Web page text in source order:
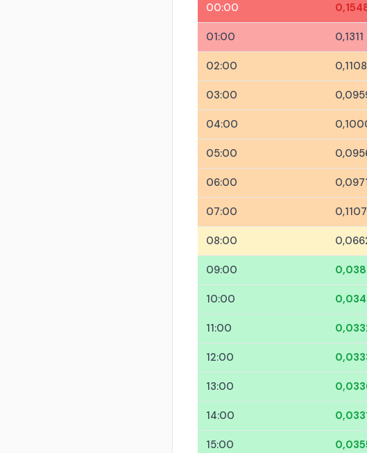
00:00
01:00 0,1311
02:00 0,1108
03:00
04:00
05:00
06:00
07:00 0,1107
08:00
09:00
10:00
11:00
12:00
13:00
14:00
15:00